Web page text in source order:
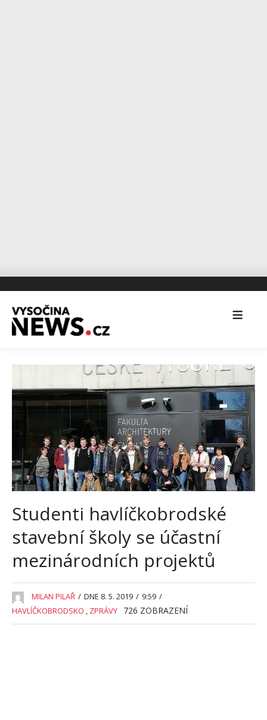
Studenti havlíčkobrodské
stavební školy se účastní
mezinárodních projektů
MILAN PILAŘ / DNE 8. 5. 2019 / 9:59 /
HAVLÍČKOBRODSKO , ZPRÁVY 726 ZOBRAZENÍ